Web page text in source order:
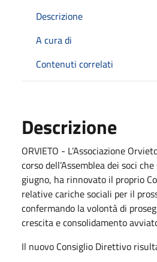
Descrizione
A cura di
Contenuti correlati
Descrizione
ORVIETO - L’Associazione
corso dell’Assemblea dei soci
giugno, ha rinnovato il proprio
relative cariche sociali per il
confermando la volontà di
crescita e consolidamento
Il nuovo Consiglio Direttivo